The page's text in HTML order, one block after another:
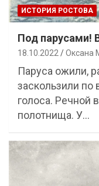
ИСТОРИЯ РОСТОВА
Под парусами!
18.10.2022 Оксана
Паруса ожили,
заскользили
голоса. Речной
полотнища. У…